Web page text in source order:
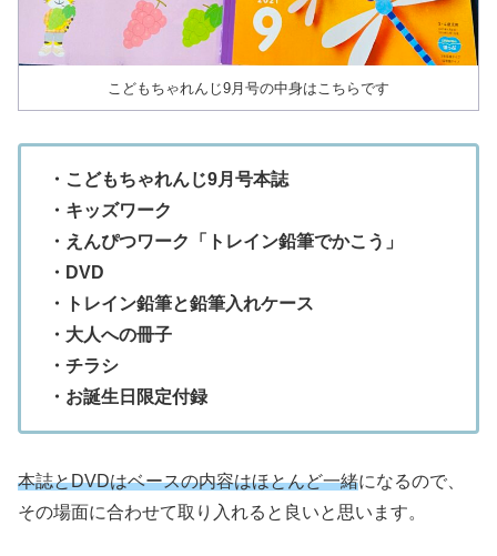
こどもちゃれんじ9月号の中身はこちらです
・こどもちゃれんじ9月号本誌
・キッズワーク
・えんぴつワーク「トレイン鉛筆でかこう」
・DVD
・トレイン鉛筆と鉛筆入れケース
・大人への冊子
・チラシ
・お誕生日限定付録
本誌とDVDはベースの内容はほとんど一緒になるので、
その場面に合わせて取り入れると良いと思います。